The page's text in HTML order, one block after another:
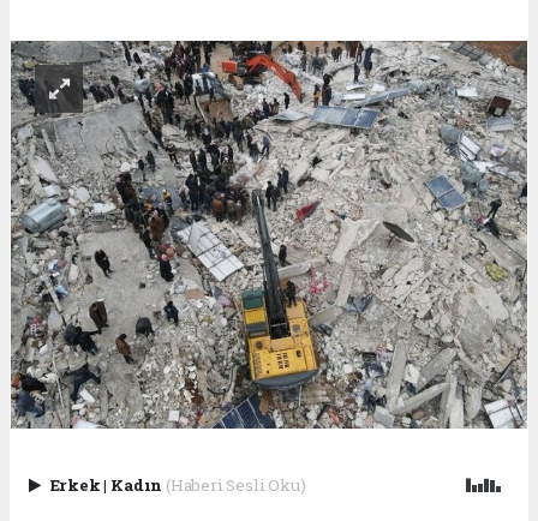
Erkek| Kadın (Haberi Sesli Oku)